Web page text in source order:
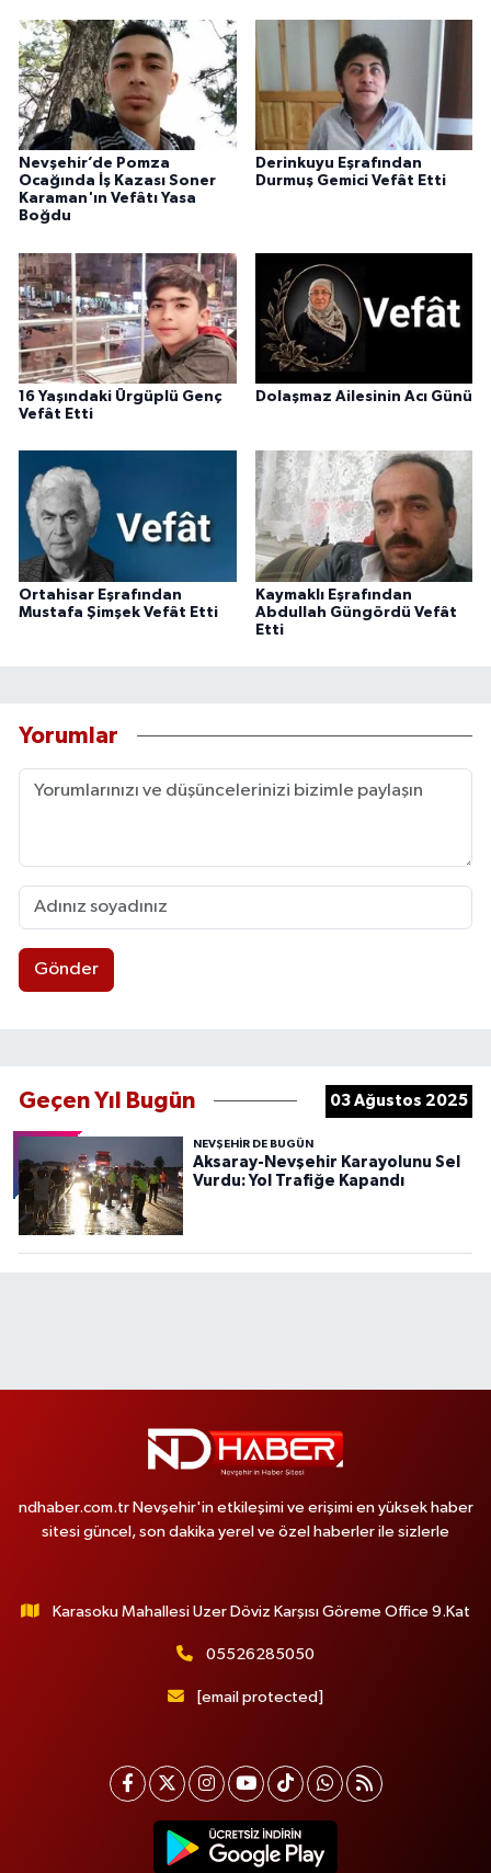
Nevşehir’de Pomza
Ocağında İş Kazası Soner
Karaman'ın Vefâtı Yasa
Boğdu
Derinkuyu Eşrafından
Durmuş Gemici Vefât Etti
16 Yaşındaki Ürgüplü Genç
Vefât Etti
Dolaşmaz Ailesinin Acı Günü
Ortahisar Eşrafından
Mustafa Şimşek Vefât Etti
Kaymaklı Eşrafından
Abdullah Güngördü Vefât
Etti
Yorumlar
Gönder
Geçen Yıl Bugün 03 Ağustos 2025
NEVŞEHIR DE BUGÜN
Aksaray-Nevşehir Karayolunu Sel
Vurdu: Yol Trafiğe Kapandı
ndhaber.com.tr Nevşehir'in etkileşimi ve erişimi en yüksek haber
sitesi güncel, son dakika yerel ve özel haberler ile sizlerle
Karasoku Mahallesi Uzer Döviz Karşısı Göreme Office 9.Kat
05526285050
[email protected]